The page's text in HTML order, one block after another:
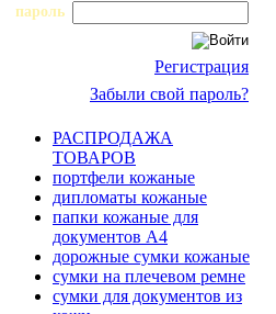
пароль
Регистрация
Забыли свой пароль?
РАСПРОДАЖА
ТОВАРОВ
портфели кожаные
дипломаты кожаные
папки кожаные для
документов А4
дорожные сумки кожаные
сумки на плечевом ремне
сумки для документов из